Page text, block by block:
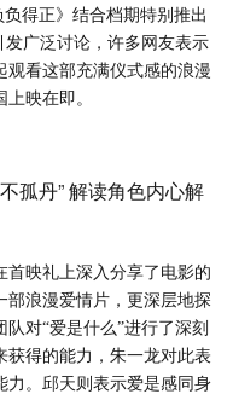
得正》结合档期特别推出
发广泛讨论，许多网友表示
观看这部充满仪式感的浪漫
映在即。
孤丹” 解读角色内心解
首映礼上深入分享了电影的
部浪漫爱情片，更深层地探
队对“爱是什么”进行了深刻
获得的能力，朱一龙对此表
力。邱天则表示爱是感同身